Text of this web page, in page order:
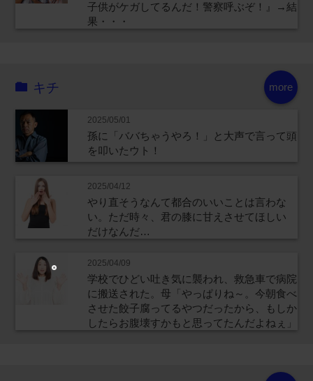
子供がケガしてるんだ！警察呼ぶぞ！』→結
果・・・
more
キチ
2025/05/01
孫に「ババちゃうやろ！」と大声で言って頭
を叩いたウト！
2025/04/12
やり直そうなんて都合のいいことは言わな
い。ただ時々、君の膝に甘えさせてほしい
だけなんだ…
2025/04/09
学校でひどい吐き気に襲われ、救急車で病院
に搬送された。母「やっぱりね～。今朝食べ
させた餃子腐ってるやつだったから、もしか
したらお腹壊すかもと思ってたんだよねぇ」